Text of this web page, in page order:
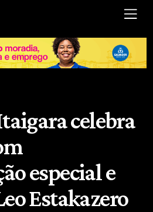
celebra
especial e
Estakazero